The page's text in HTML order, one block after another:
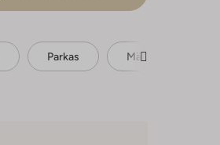
Parkas Mäntel